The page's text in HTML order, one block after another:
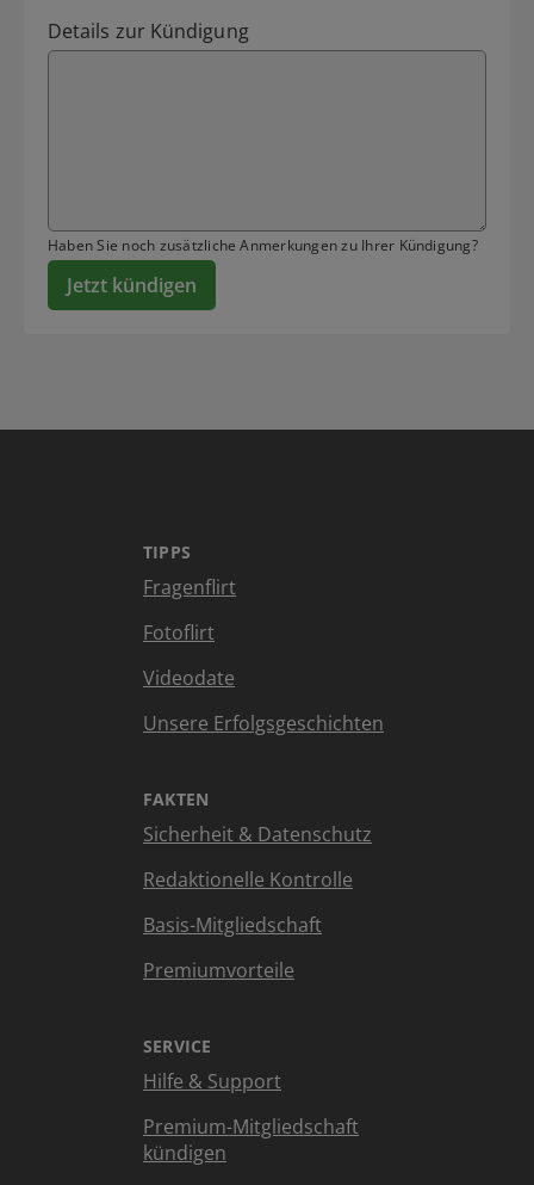
Details zur Kündigung
Haben Sie noch zusätzliche Anmerkungen zu Ihrer Kündigung?
Jetzt kündigen
TIPPS
Fragenflirt
Fotoflirt
Videodate
Unsere Erfolgsgeschichten
FAKTEN
Sicherheit & Datenschutz
Redaktionelle Kontrolle
Basis-Mitgliedschaft
Premiumvorteile
SERVICE
Hilfe & Support
Premium-Mitgliedschaft
kündigen